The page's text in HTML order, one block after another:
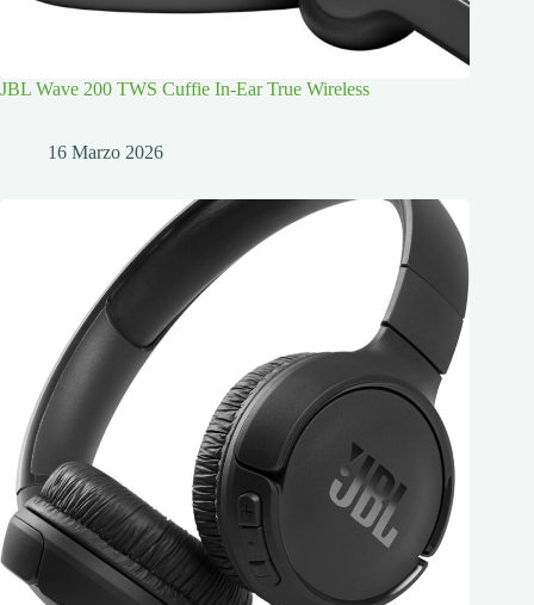
JBL Wave 200 TWS Cuffie In-Ear True Wireless
16 Marzo 2026